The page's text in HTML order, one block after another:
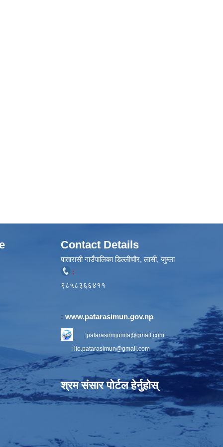
Contact Details
पातारासी गाउँपालिका डिल्लीचौर, लासी, जुम्ला
:
९८५८३६६४११
: www.patarasimun.gov.np
: patarasirmjumla@gmail.com
: ito.patarasimun@gmail.com
श्रम संसार पोर्टल हेर्नुहोस्